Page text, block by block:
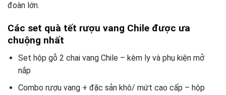
đoàn lớn.
Các set quà tết rượu vang Chile được ưa
chuộng nhất
Set hộp gỗ 2 chai vang Chile – kèm ly và phụ kiện mở
nắp
Combo rượu vang + đặc sản khô/ mứt cao cấp – hộp